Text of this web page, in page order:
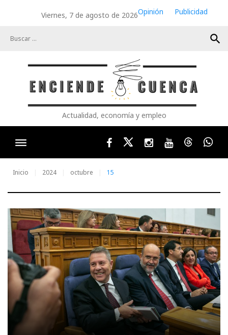
Viernes, 7 de agosto de 2026Opinión
Publicidad
search
Actualidad, economía y empleo
FacebookTwitterInstagram
YoutubeThreads
Inicio 2024 octubre 15
Día:
15
de
octubre
de
2024